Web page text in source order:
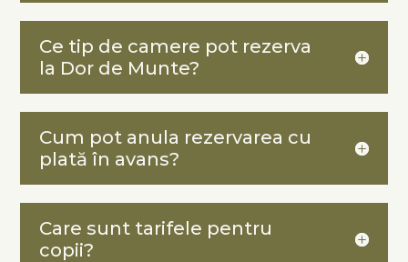
Ce tip de camere pot rezerva
la Dor de Munte?
Cum pot anula rezervarea cu
plată în avans?
Care sunt tarifele pentru
copii?